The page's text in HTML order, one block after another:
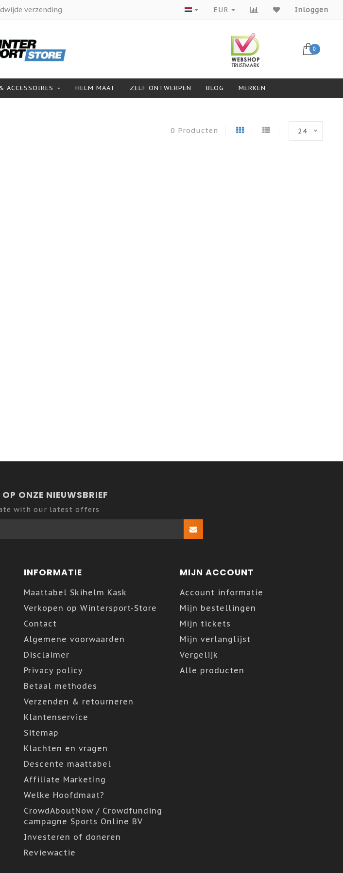
verzending Producten van topmerken
EUR Inloggen
0
ACCESSOIRES HELM MAAT ZELF ONTWERPEN BLOG MERKEN
0 Producten 24
ONZE NIEUWSBRIEF
with our latest offers
INFORMATIE
Maattabel Skihelm Kask
Verkopen op Wintersport-Store
Contact
Algemene voorwaarden
Disclaimer
Privacy policy
Betaal methodes
Verzenden & retourneren
Klantenservice
Sitemap
Klachten en vragen
Descente maattabel
Affiliate Marketing
Welke Hoofdmaat?
CrowdAboutNow / Crowdfunding
campagne Sports Online BV
Investeren of doneren
Reviewactie
MIJN ACCOUNT
Account informatie
Mijn bestellingen
Mijn tickets
Mijn verlanglijst
Vergelijk
Alle producten